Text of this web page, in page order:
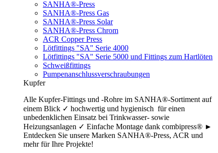
SANHA®-Press
SANHA®-Press Gas
SANHA®-Press Solar
SANHA®-Press Chrom
ACR Copper Press
Lötfittings "SA" Serie 4000
Lötfittings "SA" Serie 5000 und Fittings zum Hartlöten
Schweißfittings
Pumpenanschlussverschraubungen
Kupfer
Alle Kupfer-Fittings und -Rohre im SANHA®-Sortiment auf
einem Blick ✓ hochwertig und hygienisch für einen
unbedenklichen Einsatz bei Trinkwasser- sowie
Heizungsanlagen ✓ Einfache Montage dank combipress® ►
Entdecken Sie unsere Marken SANHA®-Press, ACR und
mehr für Ihre Projekte!